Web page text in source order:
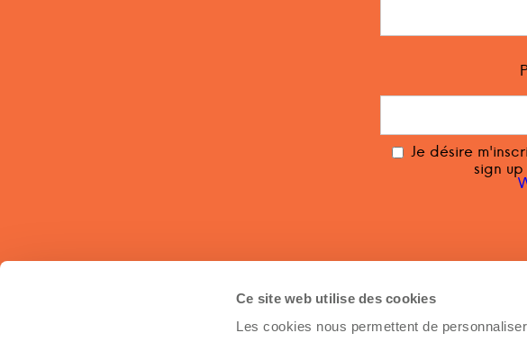
Ce site web utilise des cookies
Les cookies nous permettent de
Je désire
sign